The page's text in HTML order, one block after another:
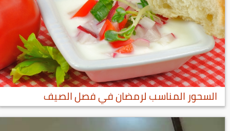
السحور المناسب لرمضان في فصل الصيف